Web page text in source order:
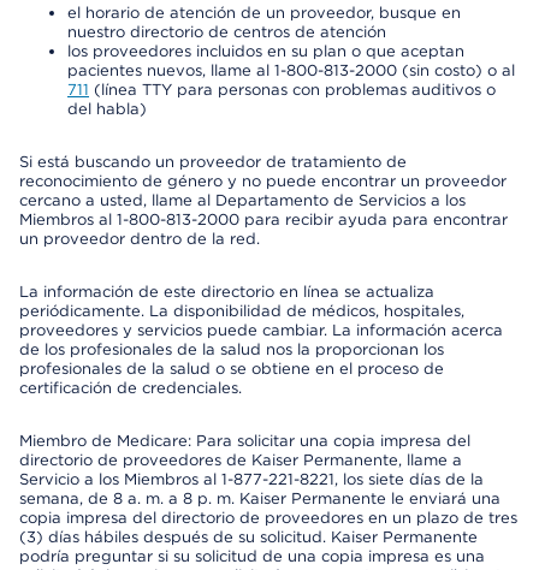
el horario de atención de un proveedor, busque en
nuestro directorio de centros de atención
los proveedores incluidos en su plan o que aceptan
pacientes nuevos, llame al 1-800-813-2000 (sin costo) o al
711 (línea TTY para personas con problemas auditivos o
del habla)
Si está buscando un proveedor de tratamiento de
reconocimiento de género y no puede encontrar un proveedor
cercano a usted, llame al Departamento de Servicios a los
Miembros al 1-800-813-2000 para recibir ayuda para encontrar
un proveedor dentro de la red.
La información de este directorio en línea se actualiza
periódicamente. La disponibilidad de médicos, hospitales,
proveedores y servicios puede cambiar. La información acerca
de los profesionales de la salud nos la proporcionan los
profesionales de la salud o se obtiene en el proceso de
certificación de credenciales.
Miembro de Medicare: Para solicitar una copia impresa del
directorio de proveedores de Kaiser Permanente, llame a
Servicio a los Miembros al 1-877-221-8221, los siete días de la
semana, de 8 a. m. a 8 p. m. Kaiser Permanente le enviará una
copia impresa del directorio de proveedores en un plazo de tres
(3) días hábiles después de su solicitud. Kaiser Permanente
podría preguntar si su solicitud de una copia impresa es una